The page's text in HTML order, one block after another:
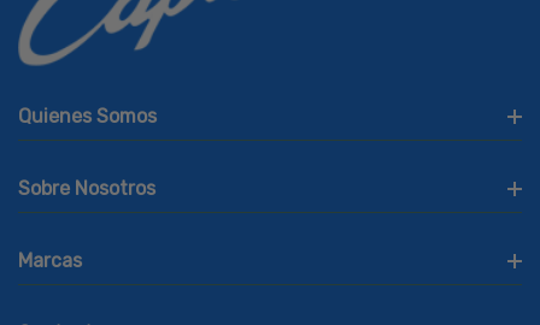
Quienes Somos
Sobre Nosotros
Marcas